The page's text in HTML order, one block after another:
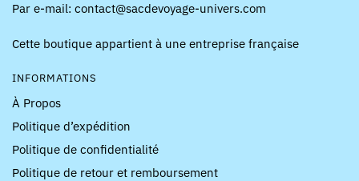
Par e-mail: contact@sacdevoyage-univers.com
Cette boutique appartient à une entreprise française
INFORMATIONS
À Propos
Politique d’expédition
Politique de confidentialité
Politique de retour et remboursement